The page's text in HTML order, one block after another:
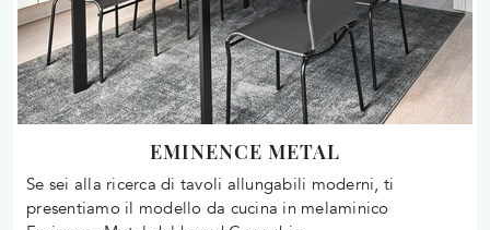
EMINENCE METAL
Se sei alla ricerca di tavoli allungabili moderni, ti
presentiamo il modello da cucina in melaminico